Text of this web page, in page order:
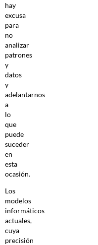
hay
excusa
para
no
analizar
patrones
y
datos
y
adelantarnos
a
lo
que
puede
suceder
en
esta
ocasión.
Los
modelos
informáticos
actuales,
cuya
precisión